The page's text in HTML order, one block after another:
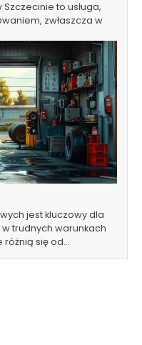
to usługa,
zwłaszcza w
jest kluczowy dla
trudnych warunkach
różnią się od…